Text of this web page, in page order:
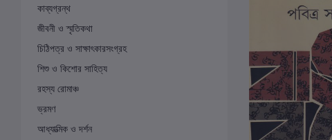
কাব্যগ্রন্থ
জীবনী ও স্মৃতিকথা
চিঠিপত্র ও সাক্ষাৎকারসংগ্রহ
শিশু ও কিশোর সাহিত্য
রহস্য রোমাঞ্চ
ভ্রমণ
আধ্যাত্মিক ও দর্শন